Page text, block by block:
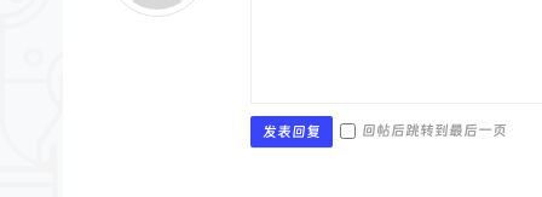
发表回复 回帖后跳转到最后一页